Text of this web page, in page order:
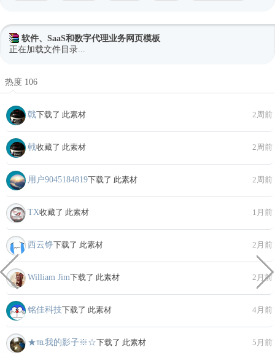
软件、SaaS和数字代理业务网页模板
正在加载文件目录...
热度 106
戟下载了 此素材 2周前
戟收藏了 此素材 2周前
用户9045184819下载了 此素材 2周前
TX收藏了 此素材 1月前
西云铮下载了 此素材 2月前
William Jim下载了 此素材 2月前
铭佳科技下载了 此素材 4月前
★℡我的影子※☆下载了 此素材 5月前